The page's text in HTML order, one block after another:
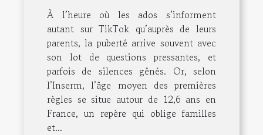
À l’heure où les ados s’informent
autant sur TikTok qu’auprès de leurs
parents, la puberté arrive souvent avec
son lot de questions pressantes, et
parfois de silences gênés. Or, selon
l’Inserm, l’âge moyen des premières
règles se situe autour de 12,6 ans en
France, un repère qui oblige familles
et...